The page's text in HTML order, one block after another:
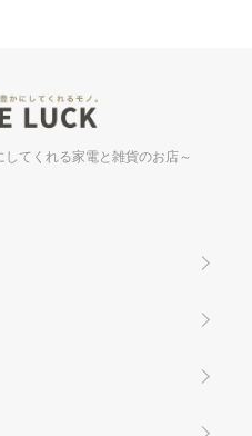
てくれる家電と雑貨のお店～